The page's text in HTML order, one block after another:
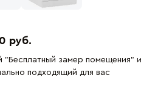
руб.
"Бесплатный замер помещения" и
подходящий для вас